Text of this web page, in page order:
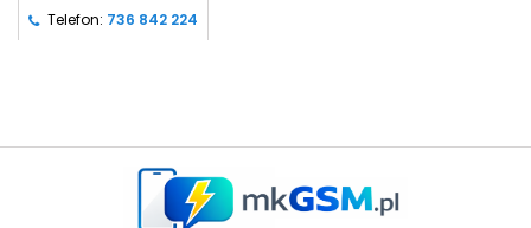
Telefon: 736 842 224